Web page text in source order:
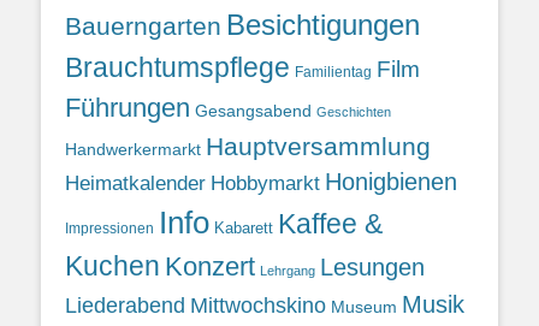
Bauerngarten Besichtigungen
Brauchtumspflege Familientag Film
Führungen Gesangsabend Geschichten
Handwerkermarkt Hauptversammlung
Heimatkalender Hobbymarkt Honigbienen
Impressionen Info Kabarett Kaffee &
Kuchen Konzert Lehrgang Lesungen
Liederabend Mittwochskino Museum Musik